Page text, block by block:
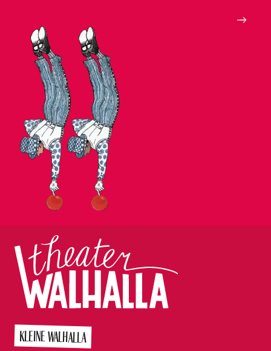
KLEINE WALHALLA